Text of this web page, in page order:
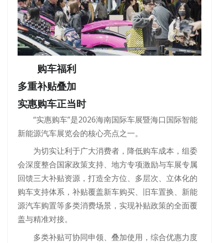
购车福利
多重补贴叠加
实惠购车正当时
“实惠购车”是2026海南国际车展暨海口国际智能
新能源汽车展览会的核心亮点之一。
为切实让利于广大消费者，降低购车成本，组委
会深度整合国家政策支持、地方专项激励与车展专属
回馈三大补贴资源，打造全方位、多层次、立体化的
购车支持体系，补贴覆盖新车购买、旧车置换、新能
源汽车购置等多类消费场景，实现补贴政策的全面覆
盖与精准对接。
多类补贴可协同申领、叠加使用，综合优惠力度